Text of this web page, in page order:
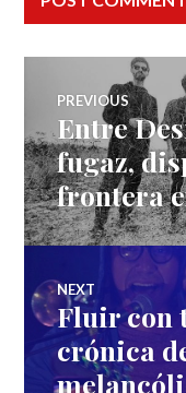
Post
PREVIOUS
Previous
post:
Entre
fugaz,
frontera
NEXT
Next
post:
Fluir con
crónica